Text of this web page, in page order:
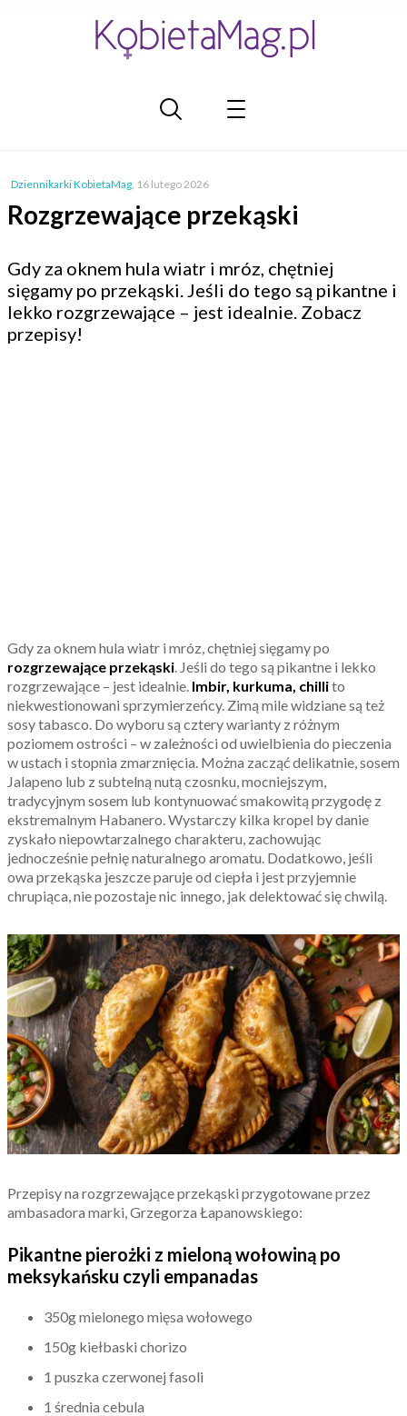
Dziennikarki KobietaMag, 16 lutego 2026
Rozgrzewające przekąski
Gdy za oknem hula wiatr i mróz, chętniej
sięgamy po przekąski. Jeśli do tego są pikantne i
lekko rozgrzewające – jest idealnie. Zobacz
przepisy!
Gdy za oknem hula wiatr i mróz, chętniej sięgamy po
rozgrzewające przekąski. Jeśli do tego są pikantne i lekko
rozgrzewające – jest idealnie. Imbir, kurkuma, chillito
niekwestionowani sprzymierzeńcy. Zimą mile widziane są też
sosy tabasco. Do wyboru są cztery warianty z różnym
poziomem ostrości – w zależności od uwielbienia do pieczenia
w ustach i stopnia zmarznięcia. Można zacząć delikatnie, sosem
Jalapeno lub z subtelną nutą czosnku, mocniejszym,
tradycyjnym sosem lub kontynuować smakowitą przygodę z
ekstremalnym Habanero. Wystarczy kilka kropel by danie
zyskało niepowtarzalnego charakteru, zachowując
jednocześnie pełnię naturalnego aromatu. Dodatkowo, jeśli
owa przekąska jeszcze paruje od ciepła i jest przyjemnie
chrupiąca, nie pozostaje nic innego, jak delektować się chwilą.
Przepisy na rozgrzewające przekąski przygotowane przez
ambasadora marki, Grzegorza Łapanowskiego:
Pikantne pierożki z mieloną wołowiną po
meksykańsku czyli empanadas
350g mielonego mięsa wołowego
150g kiełbaski chorizo
1 puszka czerwonej fasoli
1 średnia cebula